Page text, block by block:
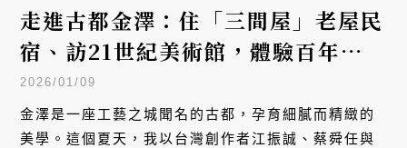
走進古都金澤：住「三間屋」老屋民
宿、訪21世紀美術館，體驗百年工藝
與當代藝術
2026/01/09
金澤是一座工藝之城聞名的古都，孕育細膩而精緻的
美學。這個夏天，我以台灣創作者江振誠、蔡舜任與